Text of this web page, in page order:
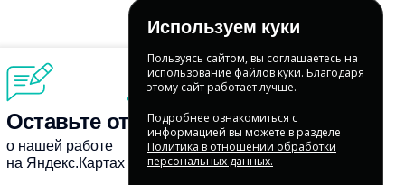
Используем куки
Пользуясь сайтом, вы соглашаетесь на
использование файлов куки. Благодаря
этому сайт работает лучше.
Подробнее ознакомиться с
информацией вы можете в разделе
Политика в отношении обработки
персональных данных.